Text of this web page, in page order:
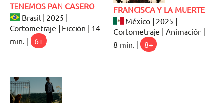
TENEMOS PAN CASERO
Brasil | 2025 |
Cortometraje | Ficción | 14
min. |
6+
FRANCISCA Y LA MUERTE
México | 2025 |
Cortometraje | Animación |
8 min. |
8+